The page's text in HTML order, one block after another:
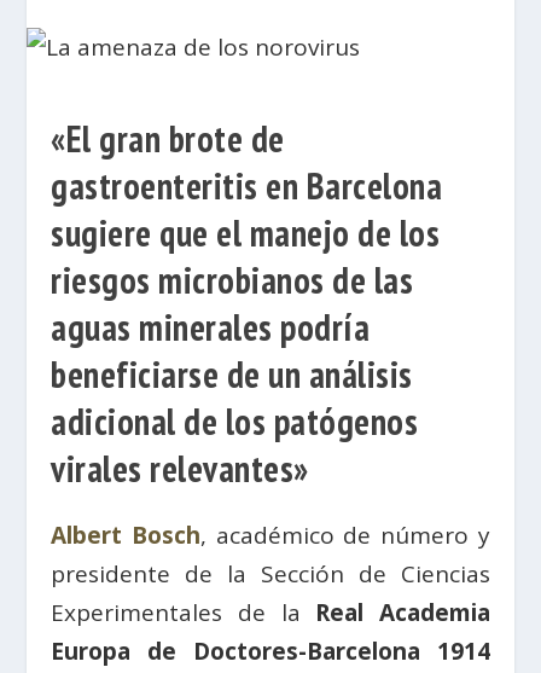
«El gran brote de
gastroenteritis en Barcelona
sugiere que el manejo de los
riesgos microbianos de las
aguas minerales podría
beneficiarse de un análisis
adicional de los patógenos
virales relevantes»
Albert Bosch, académico de número y
presidente de la Sección de Ciencias
Experimentales de la Real Academia
Europa de Doctores-Barcelona 1914